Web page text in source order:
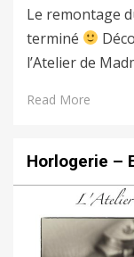
Le remontage
terminé
l’Atelier de
Read More
Horlogerie –